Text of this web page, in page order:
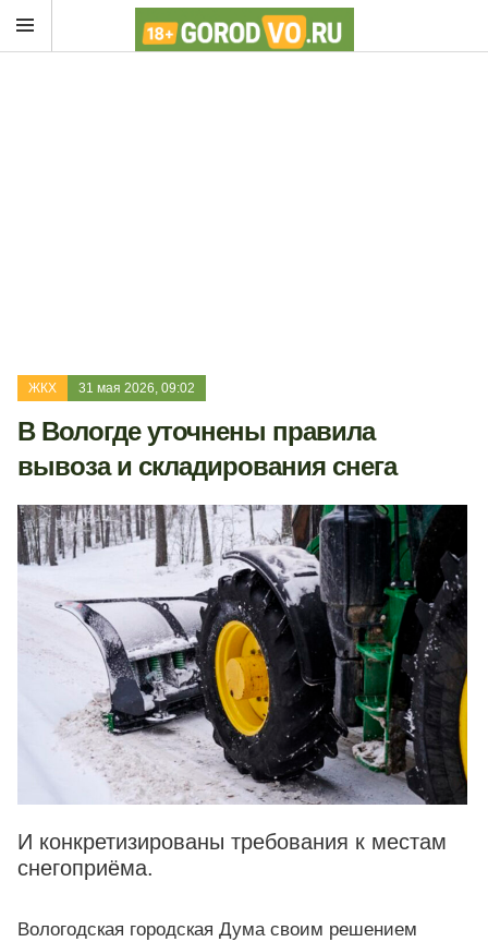
ЖКХ 31 мая 2026, 09:02
В Вологде уточнены правила
вывоза и складирования снега
И конкретизированы требования к местам
снегоприёма.
Вологодская городская Дума своим решением